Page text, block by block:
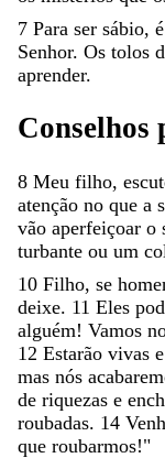
7 Para ser sábio, é
Senhor. Os tolos
aprender.
Conselhos
8 Meu filho,
atenção no que a
vão aperfeiçoar o
turbante ou um
10 Filho, se
deixe. 11 Eles
alguém! Vamos
12 Estarão vivas e
mas nós
de riquezas e
roubadas. 14
que roubarmos!"